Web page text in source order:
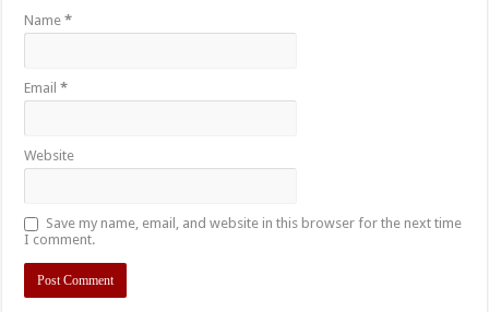
Name*
Email*
Website
Save my name, email, and website in this browser for the next time
I comment.